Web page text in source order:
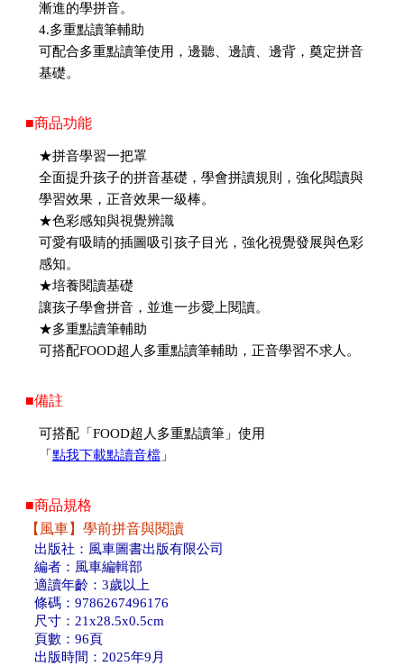
漸進的學拼音。
4.多重點讀筆輔助
可配合多重點讀筆使用，邊聽、邊讀、邊背，奠定拼音
基礎。
■商品功能
★拼音學習一把罩
全面提升孩子的拼音基礎，學會拼讀規則，強化閱讀與
學習效果，正音效果一級棒。
★色彩感知與視覺辨識
可愛有吸睛的插圖吸引孩子目光，強化視覺發展與色彩
感知。
★培養閱讀基礎
讓孩子學會拼音，並進一步愛上閱讀。
★多重點讀筆輔助
可搭配FOOD超人多重點讀筆輔助，正音學習不求人。
■備註
可搭配「FOOD超人多重點讀筆」使用
「 點我下載點讀音檔」
■商品規格
【風車】學前拼音與閱讀
出版社：風車圖書出版有限公司
編者：風車編輯部
適讀年齡：3歲以上
條碼：9786267496176
尺寸：21x28.5x0.5cm
頁數：96頁
出版時間：2025年9月